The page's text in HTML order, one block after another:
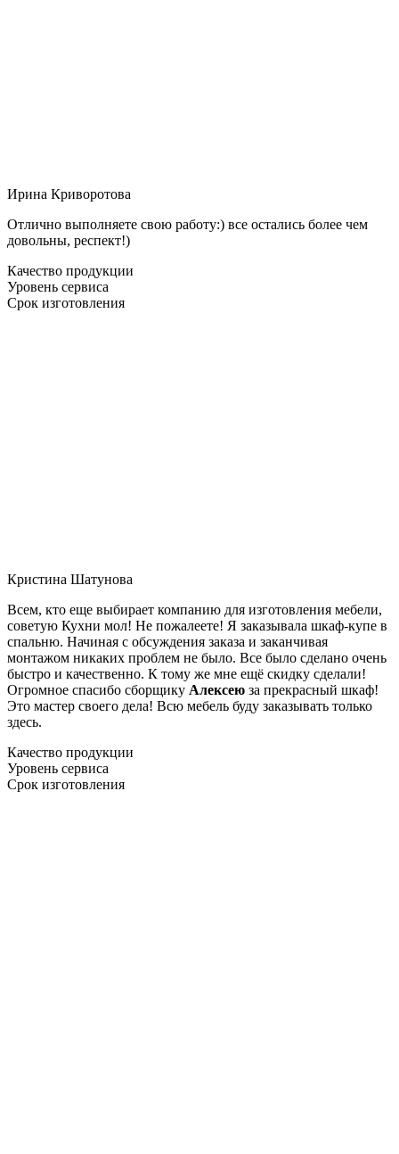
Ирина Криворотова
Отлично выполняете свою работу:) все остались более чем
довольны, респект!)
Качество продукции
Уровень сервиса
Срок изготовления
Кристина Шатунова
Всем, кто еще выбирает компанию для изготовления мебели,
советую Кухни мол! Не пожалеете! Я заказывала шкаф-купе в
спальню. Начиная с обсуждения заказа и заканчивая
монтажом никаких проблем не было. Все было сделано очень
быстро и качественно. К тому же мне ещё скидку сделали!
Огромное спасибо сборщику Алексею за прекрасный шкаф!
Это мастер своего дела! Всю мебель буду заказывать только
здесь.
Качество продукции
Уровень сервиса
Срок изготовления